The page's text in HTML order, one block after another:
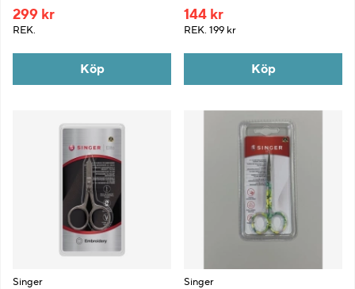
299 kr
REK.
Köp
144 kr
REK. 199 kr
Köp
Singer Singer